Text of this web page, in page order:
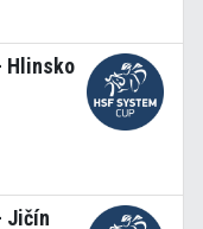
Hlinsko
Jičín